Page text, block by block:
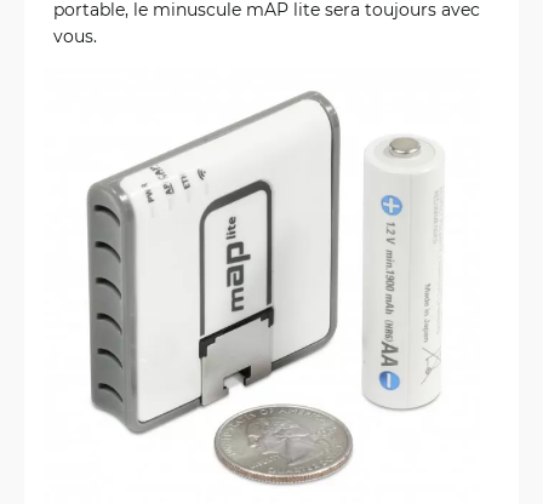
portable, le minuscule mAP lite sera toujours avec
vous.